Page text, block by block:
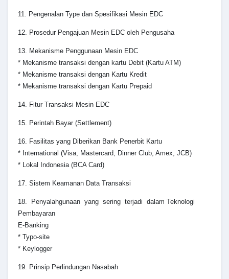
11. Pengenalan Type dan Spesifikasi Mesin EDC
12. Prosedur Pengajuan Mesin EDC oleh Pengusaha
13. Mekanisme Penggunaan Mesin EDC
* Mekanisme transaksi dengan kartu Debit (Kartu ATM)
* Mekanisme transaksi dengan Kartu Kredit
* Mekanisme transaksi dengan Kartu Prepaid
14. Fitur Transaksi Mesin EDC
15. Perintah Bayar (Settlement)
16. Fasilitas yang Diberikan Bank Penerbit Kartu
* International (Visa, Mastercard, Dinner Club, Amex, JCB)
* Lokal Indonesia (BCA Card)
17. Sistem Keamanan Data Transaksi
18. Penyalahgunaan yang sering terjadi dalam Teknologi
Pembayaran
E-Banking
* Typo-site
* Keylogger
19. Prinsip Perlindungan Nasabah